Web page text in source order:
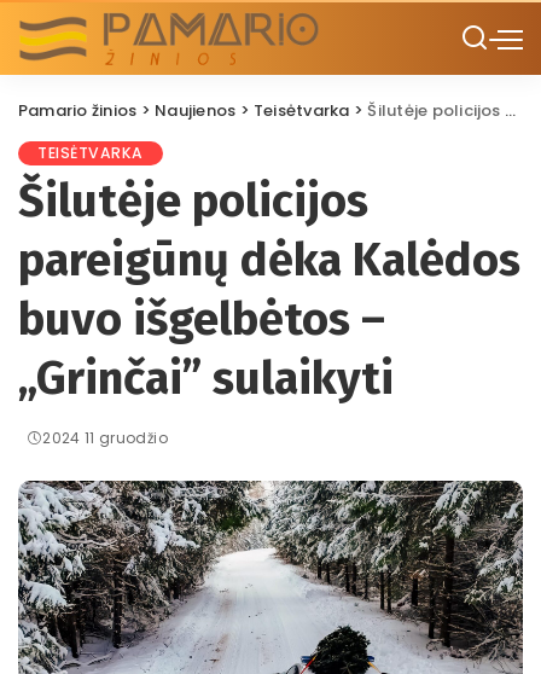
Pamario žinios > Naujienos > Teisėtvarka >Šilutėje policijos pareigūnų dėka Kalėdos buvo išgelbėtos – „Grinčai” sulaikyti
TEISĖTVARKA
Šilutėje policijos
pareigūnų dėka Kalėdos
buvo išgelbėtos –
„Grinčai” sulaikyti
2024 11 gruodžio